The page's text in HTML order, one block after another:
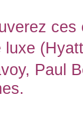
Paul